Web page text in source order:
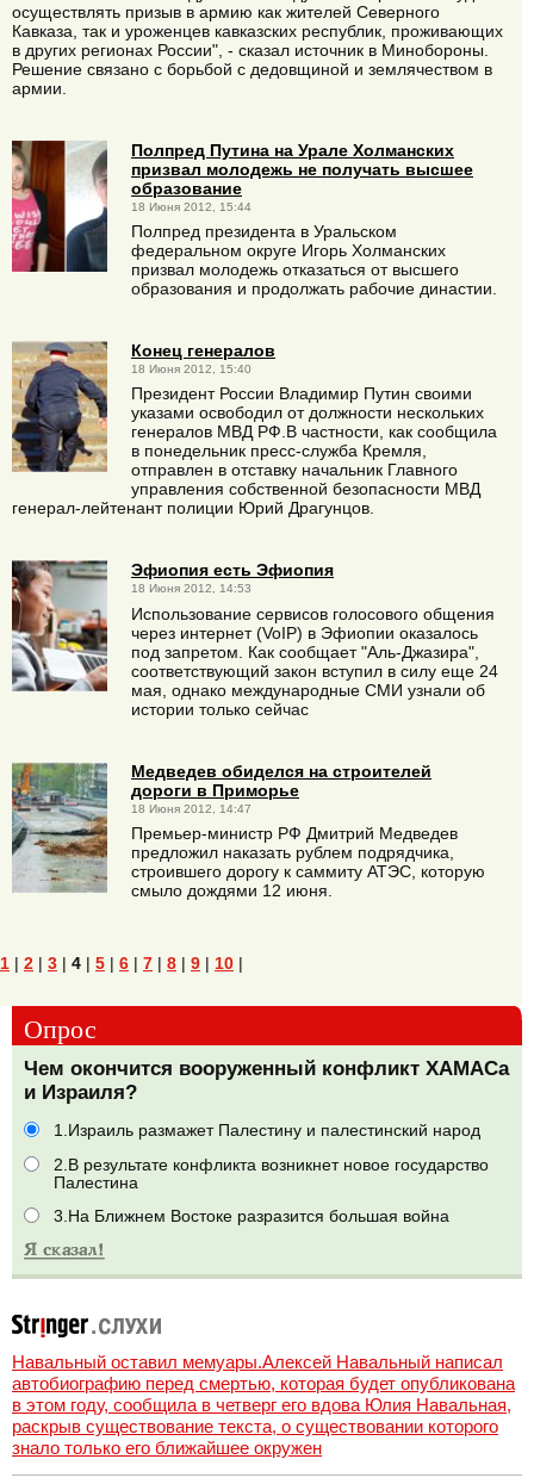
осуществлять призыв в армию как жителей Северного
Кавказа, так и уроженцев кавказских республик, проживающих
в других регионах России", - сказал источник в Минобороны.
Решение связано с борьбой с дедовщиной и землячеством в
армии.
Полпред Путина на Урале Холманских
призвал молодежь не получать высшее
образование
18 Июня 2012, 15:44
Полпред президента в Уральском
федеральном округе Игорь Холманских
призвал молодежь отказаться от высшего
образования и продолжать рабочие династии.
Конец генералов
18 Июня 2012, 15:40
Президент России Владимир Путин своими
указами освободил от должности нескольких
генералов МВД РФ.В частности, как сообщила
в понедельник пресс-служба Кремля,
отправлен в отставку начальник Главного
управления собственной безопасности МВД
генерал-лейтенант полиции Юрий Драгунцов.
Эфиопия есть Эфиопия
18 Июня 2012, 14:53
Использование сервисов голосового общения
через интернет (VoIP) в Эфиопии оказалось
под запретом. Как сообщает "Аль-Джазира",
соответствующий закон вступил в силу еще 24
мая, однако международные СМИ узнали об
истории только сейчас
Медведев обиделся на строителей
дороги в Приморье
18 Июня 2012, 14:47
Премьер-министр РФ Дмитрий Медведев
предложил наказать рублем подрядчика,
строившего дорогу к саммиту АТЭС, которую
смыло дождями 12 июня.
1 | 2 | 3 | 4 | 5 | 6 | 7 | 8 | 9 | 10 |
Опрос
Чем окончится вооруженный конфликт ХАМАСа
и Израиля?
1.Израиль размажет Палестину и палестинский народ
2.В результате конфликта возникнет новое государство
Палестина
3.На Ближнем Востоке разразится большая война
Навальный оставил мемуары.Алексей Навальный написал
автобиографию перед смертью, которая будет опубликована
в этом году, сообщила в четверг его вдова Юлия Навальная,
раскрыв существование текста, о существовании которого
знало только его ближайшее окружен